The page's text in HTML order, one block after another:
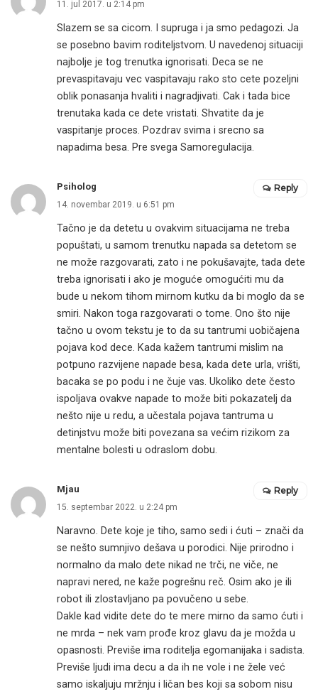
11. jul 2017. u 2:14 pm
Slazem se sa cicom. I supruga i ja smo pedagozi. Ja
se posebno bavim roditeljstvom. U navedenoj situaciji
najbolje je tog trenutka ignorisati. Deca se ne
prevaspitavaju vec vaspitavaju rako sto cete pozeljni
oblik ponasanja hvaliti i nagradjivati. Cak i tada bice
trenutaka kada ce dete vristati. Shvatite da je
vaspitanje proces. Pozdrav svima i srecno sa
napadima besa. Pre svega Samoregulacija.
Psiholog
14. novembar 2019. u 6:51 pm
Tačno je da detetu u ovakvim situacijama ne treba
popuštati, u samom trenutku napada sa detetom se
ne može razgovarati, zato i ne pokušavajte, tada dete
treba ignorisati i ako je moguće omogućiti mu da
bude u nekom tihom mirnom kutku da bi moglo da se
smiri. Nakon toga razgovarati o tome. Ono što nije
tačno u ovom tekstu je to da su tantrumi uobičajena
pojava kod dece. Kada kažem tantrumi mislim na
potpuno razvijene napade besa, kada dete urla, vrišti,
bacaka se po podu i ne čuje vas. Ukoliko dete često
ispoljava ovakve napade to može biti pokazatelj da
nešto nije u redu, a učestala pojava tantruma u
detinjstvu može biti povezana sa većim rizikom za
mentalne bolesti u odraslom dobu.
Reply
Mjau
15. septembar 2022. u 2:24 pm
Naravno. Dete koje je tiho, samo sedi i ćuti – znači da
se nešto sumnjivo dešava u porodici. Nije prirodno i
normalno da malo dete nikad ne trči, ne viče, ne
napravi nered, ne kaže pogrešnu reč. Osim ako je ili
robot ili zlostavljano pa povučeno u sebe.
Dakle kad vidite dete do te mere mirno da samo ćuti i
ne mrda – nek vam prođe kroz glavu da je možda u
opasnosti. Previše ima roditelja egomanijaka i sadista.
Previše ljudi ima decu a da ih ne vole i ne žele već
samo iskaljuju mržnju i ličan bes koji sa sobom nisu
Reply